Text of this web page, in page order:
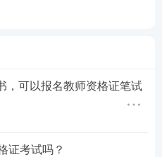
，可以报名教师资格证笔试
证考试吗？